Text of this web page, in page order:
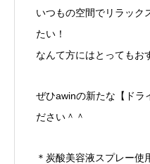
いつもの空間でリラック
たい！
なんて方にはとってもお
ぜひawinの新たな【ドラ
ださい＾＾
＊炭酸美容液スプレー